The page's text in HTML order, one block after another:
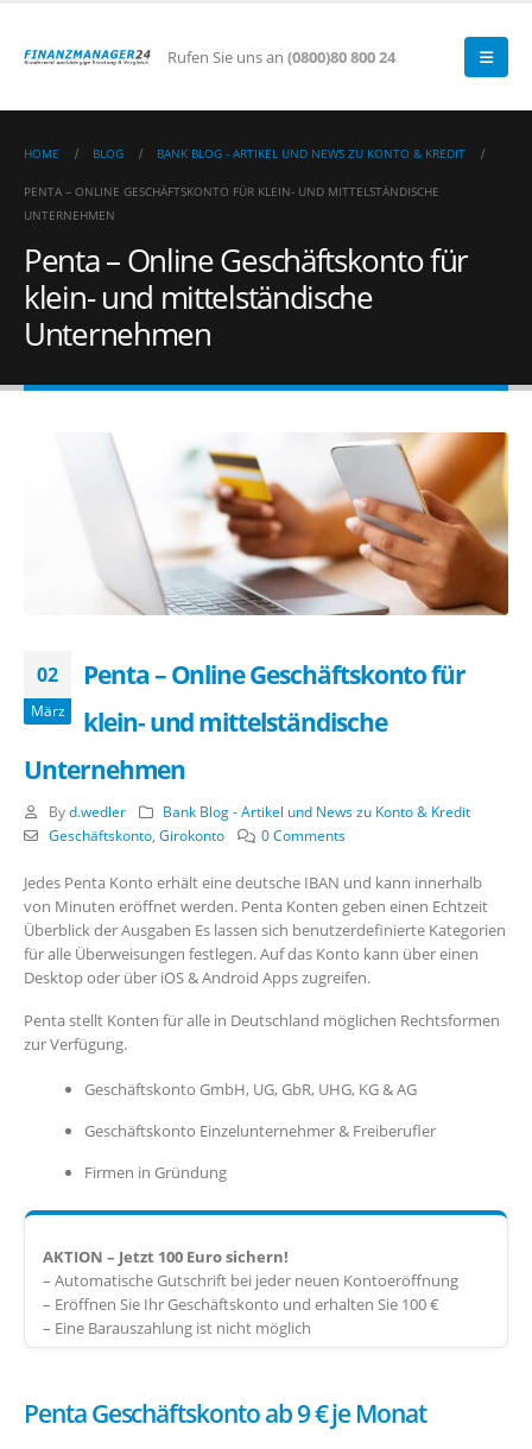
Rufen Sie uns an (0800)80 800 24
HOME BLOG BANK BLOG - ARTIKEL UND NEWS ZU KONTO & KREDIT
PENTA – ONLINE GESCHÄFTSKONTO FÜR KLEIN- UND MITTELSTÄNDISCHE
UNTERNEHMEN
Penta – Online Geschäftskonto für
klein- und mittelständische
Unternehmen
02
März
Penta – Online Geschäftskonto für
klein- und mittelständische
Unternehmen
By d.wedler
Bank Blog - Artikel und News zu Konto & Kredit
Geschäftskonto, Girokonto 0 Comments
Jedes Penta Konto erhält eine deutsche IBAN und kann innerhalb
von Minuten eröffnet werden. Penta Konten geben einen Echtzeit
Überblick der Ausgaben Es lassen sich benutzerdefinierte Kategorien
für alle Überweisungen festlegen. Auf das Konto kann über einen
Desktop oder über iOS & Android Apps zugreifen.
Penta stellt Konten für alle in Deutschland möglichen Rechtsformen
zur Verfügung.
Geschäftskonto GmbH, UG, GbR, UHG, KG & AG
Geschäftskonto Einzelunternehmer & Freiberufler
Firmen in Gründung
AKTION – Jetzt 100 Euro sichern!
– Automatische Gutschrift bei jeder neuen Kontoeröffnung
– Eröffnen Sie Ihr Geschäftskonto und erhalten Sie 100 €
– Eine Barauszahlung ist nicht möglich
Penta Geschäftskonto ab 9 € je Monat